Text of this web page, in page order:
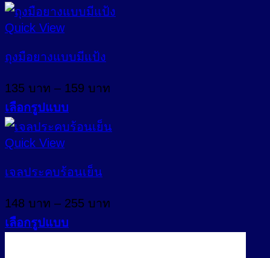
through
This
product
has
multiple
variants.
options
may
be
chosen
on
product
Quick View
ถุงมือยางแบบมีแป้ง
135 บาท – 159 บาท
through
เลือกรูปแบบ
This
product
has
multiple
variants.
options
may
be
Quick View
เจลประคบร้อนเย็น
148 บาท – 255 บาท
148 บาท
เลือกรูปแบบ